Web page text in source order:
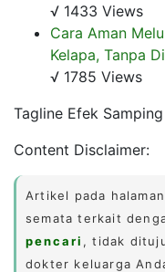
√ 1433 Views
Cara Aman
Kelapa, Tanpa
√ 1785 Views
Tagline Efek
Content Disclaimer:
Artikel pada
semata terkait
pencari , tidak
dokter keluarga